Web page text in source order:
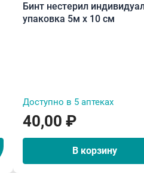
Бинт нестерил индивидуальная
упаковка 5м х 10 см
Доступно в 5 аптеках
40,00 ₽
В корзину